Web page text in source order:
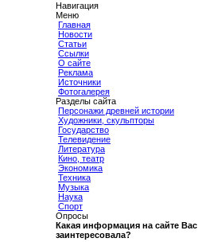
Навигация
Меню
Главная
Новости
Статьи
Ссылки
О сайте
Реклама
Источники
Фотогалерея
Разделы сайта
Персонажи древней истории
Художники, скульпторы
Государство
Телевидение
Литература
Кино, театр
Экономика
Техника
Музыка
Наука
Спорт
Опросы
Какая информация на сайте Вас
заинтересовала?